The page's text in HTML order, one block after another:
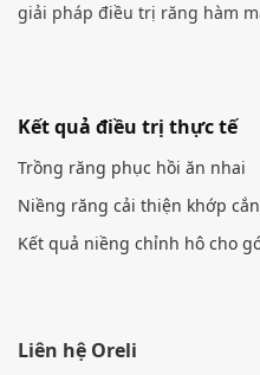
giải pháp điều trị răng hàm
Kết quả điều trị thực tế
Trồng răng phục hồi ăn nhai
Niềng răng cải thiện khớp cắn
Kết quả niềng chỉnh hô cho
Liên hệ Oreli